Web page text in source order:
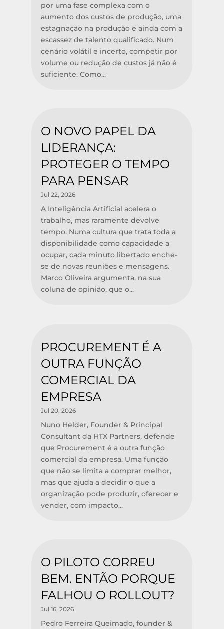
por uma fase complexa com o
aumento dos custos de produção, uma
estagnação na produção e ainda com a
escassez de talento qualificado. Num
cenário volátil e incerto, competir por
volume ou redução de custos já não é
suficiente. Como...
O NOVO PAPEL DA
LIDERANÇA:
PROTEGER O TEMPO
PARA PENSAR
Jul 22, 2026
A Inteligência Artificial acelera o
trabalho, mas raramente devolve
tempo. Numa cultura que trata toda a
disponibilidade como capacidade a
ocupar, cada minuto libertado enche-
se de novas reuniões e mensagens.
Marco Oliveira argumenta, na sua
coluna de opinião, que o...
PROCUREMENT É A
OUTRA FUNÇÃO
COMERCIAL DA
EMPRESA
Jul 20, 2026
Nuno Helder, Founder & Principal
Consultant da HTX Partners, defende
que Procurement é a outra função
comercial da empresa. Uma função
que não se limita a comprar melhor,
mas que ajuda a decidir o que a
organização pode produzir, oferecer e
vender, com impacto...
O PILOTO CORREU
BEM. ENTÃO PORQUE
FALHOU O ROLLOUT?
Jul 16, 2026
Pedro Ferreira Queimado, founder &